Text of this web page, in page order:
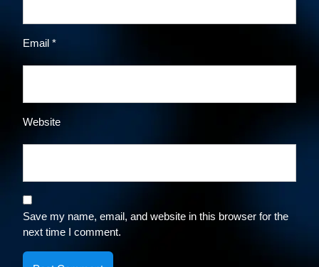
Email *
Website
Save my name, email, and website in this browser for the
next time I comment.